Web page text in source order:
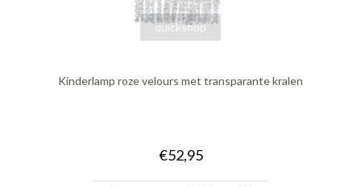
quickshop
Kinderlamp roze velours met transparante kralen
€52,95